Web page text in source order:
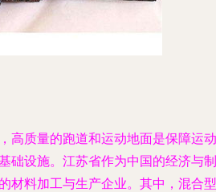
高质量的跑道和运动地面是保障运动
础设施。江苏省作为中国的经济与制
材料加工与生产企业。其中，混合型